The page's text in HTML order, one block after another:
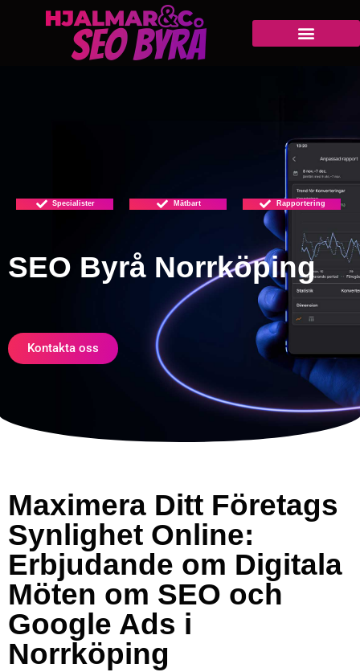
Specialister Mätbart Rapportering
SEO Byrå Norrköping
Kontakta oss
Maximera Ditt Företags
Synlighet Online:
Erbjudande om Digitala
Möten om SEO och
Google Ads i
Norrköping